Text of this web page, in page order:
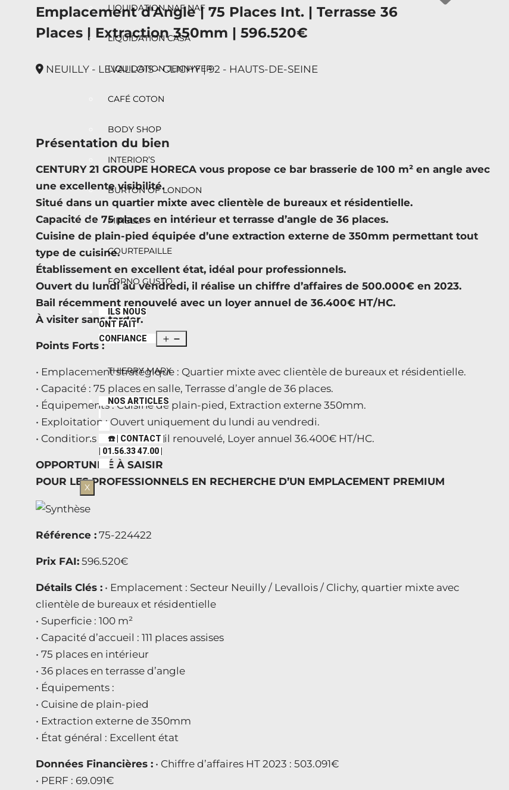
LIQUIDATION NAF NAF
LIQUIDATION CASA
LIQUIDATION JENNYFER
CAFÉ COTON
BODY SHOP
INTERIOR’S
BURTON OF LONDON
MINELLI
COURTEPAILLE
FORNO GUSTO
ILS NOUS
ONT FAIT
CONFIANCE
THIERRY MARX
NOS ARTICLES
☎️ | CONTACT |
| 01.56.33 47.00 |
X
Emplacement d'Angle | 75 Places Int. | Terrasse 36
Places | Extraction 350mm | 596.520€
NEUILLY - LEVALLOIS - CLICHY | 92 - HAUTS-DE-SEINE
Présentation du bien
CENTURY 21 GROUPE HORECA vous propose ce bar brasserie de 100 m² en angle avec
une excellente visibilité.
Situé dans un quartier mixte avec clientèle de bureaux et résidentielle.
Capacité de 75 places en intérieur et terrasse d’angle de 36 places.
Cuisine de plain-pied équipée d’une extraction externe de 350mm permettant tout
type de cuisine.
Établissement en excellent état, idéal pour professionnels.
Ouvert du lundi au vendredi, il réalise un chiffre d’affaires de 500.000€ en 2023.
Bail récemment renouvelé avec un loyer annuel de 36.400€ HT/HC.
À visiter sans tarder.
Points Forts :
• Emplacement stratégique : Quartier mixte avec clientèle de bureaux et résidentielle.
• Capacité : 75 places en salle, Terrasse d’angle de 36 places.
• Équipements : Cuisine de plain-pied, Extraction externe 350mm.
• Exploitation : Ouvert uniquement du lundi au vendredi.
• Conditions locatives : Bail renouvelé, Loyer annuel 36.400€ HT/HC.
OPPORTUNITÉ À SAISIR
POUR LES PROFESSIONNELS EN RECHERCHE D’UN EMPLACEMENT PREMIUM
Référence : 75-224422
Prix FAI: 596.520€
Détails Clés : • Emplacement : Secteur Neuilly / Levallois / Clichy, quartier mixte avec
clientèle de bureaux et résidentielle
• Superficie : 100 m²
• Capacité d’accueil : 111 places assises
• 75 places en intérieur
• 36 places en terrasse d’angle
• Équipements :
• Cuisine de plain-pied
• Extraction externe de 350mm
• État général : Excellent état
Données Financières : • Chiffre d’affaires HT 2023 : 503.091€
• PERF : 69.091€